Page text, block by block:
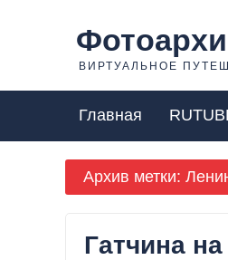
ВИРТУАЛЬНОЕ
Главная
Архив метки:
Гатчина